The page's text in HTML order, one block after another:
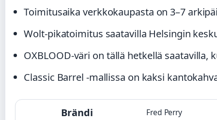
Toimitusaika verkkokaupasta on 3–7
Wolt-pikatoimitus saatavilla Helsingin
OXBLOOD-väri on tällä hetkellä saatavilla,
Classic Barrel -mallissa on kaksi
Brändi Fred Perry